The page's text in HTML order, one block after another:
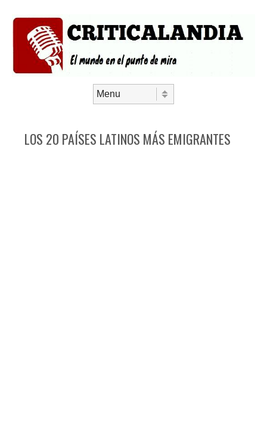
LOS 20 PAÍSES LATINOS MÁS EMIGRANTES